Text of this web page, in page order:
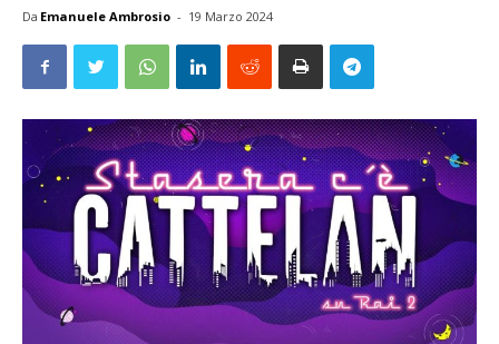
Da Emanuele Ambrosio - 19 Marzo 2024